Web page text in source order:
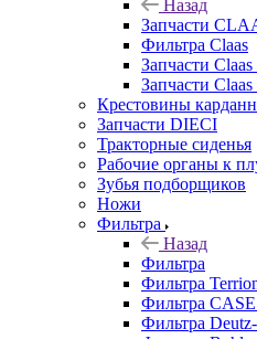
Назад
Запчасти
Фильтра Claas
Запчасти Claas
Запчасти
Крестовины
Запчасти DIECI
Тракторные сиденья
Рабочие органы к
Зубья подборщиков
Ножи
Фильтра
Назад
Фильтра
Фильтра
Фильтра
Фильтра